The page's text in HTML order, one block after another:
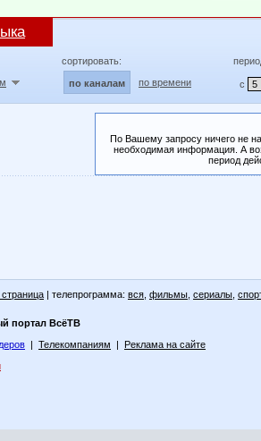
сортировать:
по каналам по времени с
По Вашему запросу ничего не
необходимая информация. А
период
страница | телепрограмма: вся фильмы сериалы
портал ВсёТВ
| Телекомпаниям | Реклама на сайте